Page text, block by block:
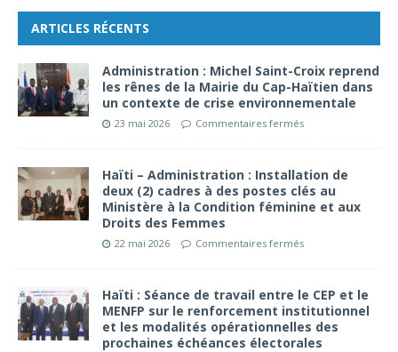
ARTICLES RÉCENTS
Administration : Michel Saint-Croix reprend
les rênes de la Mairie du Cap-Haïtien dans
un contexte de crise environnementale
23 mai 2026 Commentaires fermés
Haïti – Administration : Installation de
deux (2) cadres à des postes clés au
Ministère à la Condition féminine et aux
Droits des Femmes
22 mai 2026 Commentaires fermés
Haïti : Séance de travail entre le CEP et le
MENFP sur le renforcement institutionnel
et les modalités opérationnelles des
prochaines échéances électorales